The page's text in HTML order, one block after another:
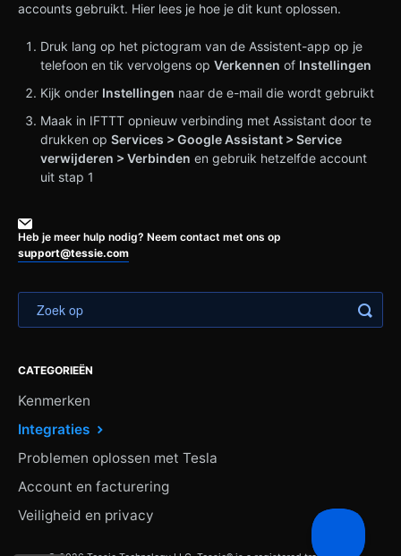
accounts gebruikt. Hier lees je hoe je dit kunt oplossen.
Druk lang op het pictogram van de Assistent-app op je
telefoon en tik vervolgens op Verkennen of Instellingen
Kijk onder Instellingen naar de e-mail die wordt gebruikt
Maak in IFTTT opnieuw verbinding met Assistant door te
drukken op Services > Google Assistant > Service
verwijderen > Verbinden en gebruik hetzelfde account
uit stap 1
Heb je meer hulp nodig? Neem contact met ons op
support@tessie.com
CATEGORIEËN
Kenmerken
Integraties
Problemen oplossen met Tesla
Account en facturering
Veiligheid en privacy